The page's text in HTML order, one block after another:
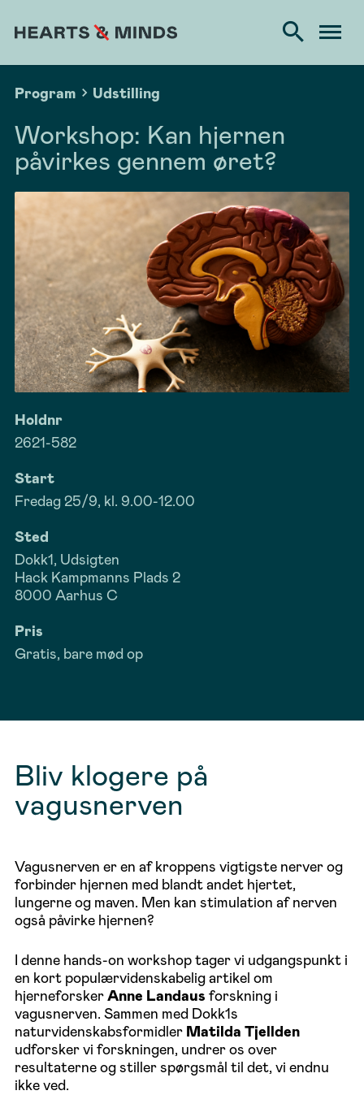
Program Udstilling
Workshop: Kan hjernen
påvirkes gennem øret?
Holdnr
2621-582
Start
Fredag 25/9, kl. 9.00-12.00
Sted
Dokk1, Udsigten
Hack Kampmanns Plads 2
8000 Aarhus C
Pris
Gratis, bare mød op
Bliv klogere på
vagusnerven
Vagusnerven er en af kroppens vigtigste nerver og
forbinder hjernen med blandt andet hjertet,
lungerne og maven. Men kan stimulation af nerven
også påvirke hjernen?
I denne hands-on workshop tager vi udgangspunkt i
en kort populærvidenskabelig artikel om
hjerneforskerAnne Landaus forskning i
vagusnerven. Sammen med Dokk1s
naturvidenskabsformidler Matilda Tjellden
udforsker vi forskningen, undrer os over
resultaterne og stiller spørgsmål til det, vi endnu
ikke ved.